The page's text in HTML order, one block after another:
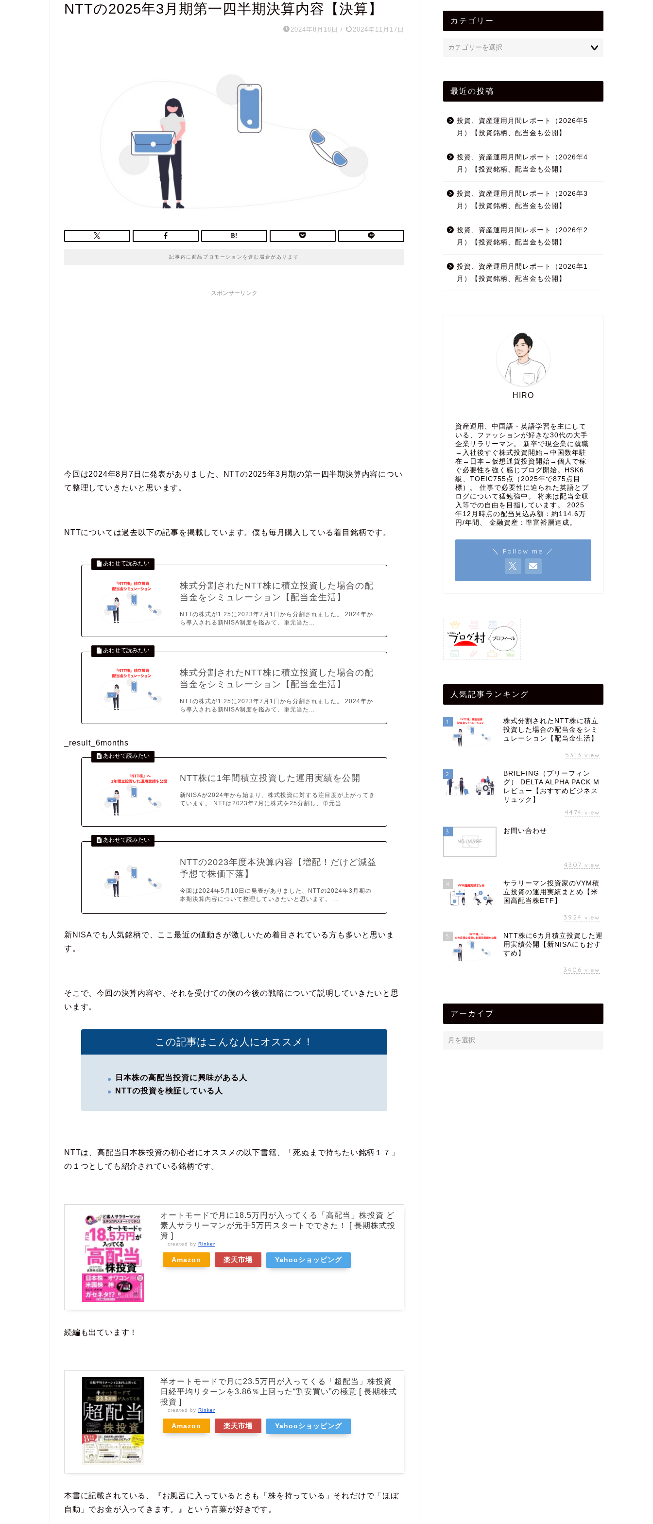
NTTの2025年3月期第一四半期決算内容【決算】
2024年8月18日 / 2024年11月17日
記事内に商品プロモーションを含む場合があります
スポンサーリンク
今回は2024年8月7日に発表がありました、NTTの2025年3月期の第一四半期決算内容につい
て整理していきたいと思います。
NTTについては過去以下の記事を掲載しています。僕も毎月購入している着目銘柄です。
株式分割されたNTT株に積立投資した場合の配
当金をシミュレーション【配当金生活】
NTTの株式が1:25に2023年7月1日から分割されました。 2024年か
ら導入される新NISA制度を鑑みて、単元当た...
株式分割されたNTT株に積立投資した場合の配
当金をシミュレーション【配当金生活】
NTTの株式が1:25に2023年7月1日から分割されました。 2024年か
ら導入される新NISA制度を鑑みて、単元当た...
_result_6months
NTT株に1年間積立投資した運用実績を公開
新NISAが2024年から始まり、株式投資に対する注目度が上がってき
ています。 NTTは2023年7月に株式を25分割し、単元当...
NTTの2023年度本決算内容【増配！だけど減益
予想で株価下落】
今回は2024年5月10日に発表がありました、NTTの2024年3月期の
本期決算内容について整理していきたいと思います。 ...
新NISAでも人気銘柄で、ここ最近の値動きが激しいため着目されている方も多いと思いま
す。
そこで、今回の決算内容や、それを受けての僕の今後の戦略について説明していきたいと思
います。
この記事はこんな人にオススメ！
日本株の高配当投資に興味がある人
NTTの投資を検証している人
NTTは、高配当日本株投資の初心者にオススメの以下書籍、「死ぬまで持ちたい銘柄１７」
の１つとしても紹介されている銘柄です。
オートモードで月に18.5万円が入ってくる「高配当」株投資 ど
素人サラリーマンが元手5万円スタートでできた！ [ 長期株式投
資 ]
created by Rinker
Amazon 楽天市場 Yahooショッピング
続編も出ています！
半オートモードで月に23.5万円が入ってくる「超配当」株投資
日経平均リターンを3.86％上回った“割安買い”の極意 [ 長期株式
投資 ]
created by Rinker
Amazon 楽天市場 Yahooショッピング
本書に記載されている、『お風呂に入っているときも「株を持っている」それだけで「ほぼ
自動」でお金が入ってきます。』という言葉が好きです。
カテゴリー
最近の投稿
投資、資産運用月間レポート（2026年5
月）【投資銘柄、配当金も公開】
投資、資産運用月間レポート（2026年4
月）【投資銘柄、配当金も公開】
投資、資産運用月間レポート（2026年3
月）【投資銘柄、配当金も公開】
投資、資産運用月間レポート（2026年2
月）【投資銘柄、配当金も公開】
投資、資産運用月間レポート（2026年1
月）【投資銘柄、配当金も公開】
HIRO
資産運用、中国語・英語学習を主にして
いる、ファッションが好きな30代の大手
企業サラリーマン。 新卒で現企業に就職
→入社後すぐ株式投資開始→中国数年駐
在→日本→仮想通貨投資開始→個人で稼
ぐ必要性を強く感じブログ開始。HSK6
級、TOEIC755点（2025年で875点目
標）。 仕事で必要性に迫られた英語とブ
ログについて猛勉強中。 将来は配当金収
入等での自由を目指しています。 2025
年12月時点の配当見込み額：約114.6万
円/年間、 金融資産：準富裕層達成。
＼ Follow me ／
人気記事ランキング
1
株式分割されたNTT株に積立
投資した場合の配当金をシミ
ュレーション【配当金生活】
5313 view
2
BRIEFING（ブリーフィン
グ） DELTA ALPHA PACK M
レビュー【おすすめビジネス
リュック】
4474 view
3 お問い合わせ
4307 view
4
サラリーマン投資家のVYM積
立投資の運用実績まとめ【米
国高配当株ETF】
3924 view
5
NTT株に6カ月積立投資した運
用実績公開【新NISAにもおす
すめ】
3406 view
アーカイブ